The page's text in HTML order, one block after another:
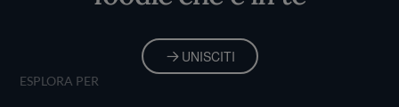
UNISCITI
ESPLORA PER